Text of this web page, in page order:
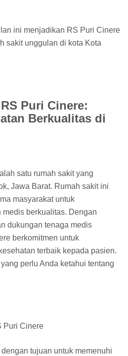
ini menjadikan RS Puri Cinere
sakit unggulan di kota Kota
Puri Cinere:
Berkualitas di
satu rumah sakit yang
Jawa Barat. Rumah sakit ini
masyarakat untuk
berkualitas. Dengan
dukungan tenaga medis
berkomitmen untuk
terbaik kepada pasien.
perlu Anda ketahui tentang
Puri Cinere
tujuan untuk memenuhi